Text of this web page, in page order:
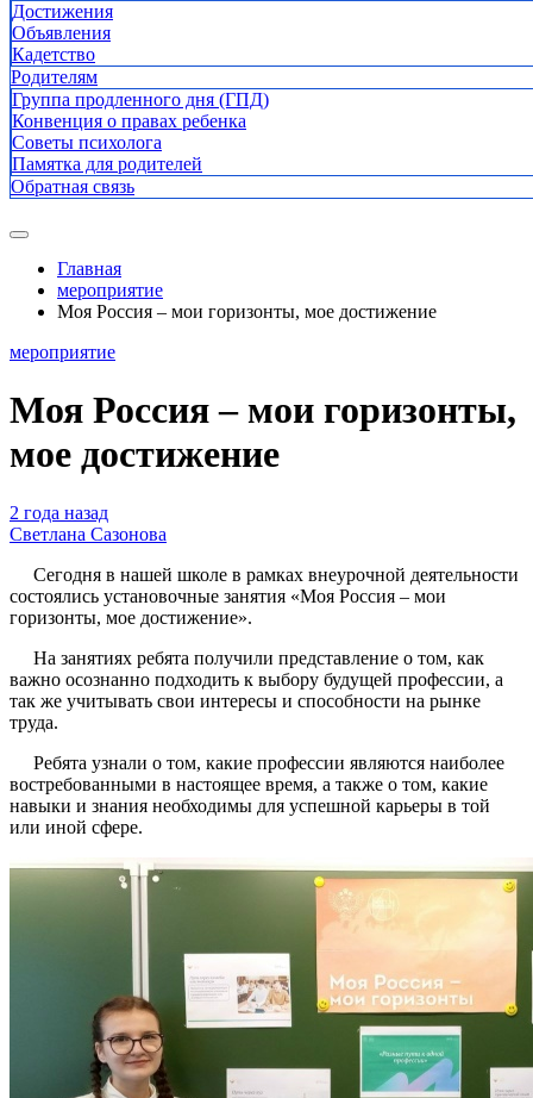
Достижения
Объявления
Кадетство
Родителям
Группа продленного дня (ГПД)
Конвенция о правах ребенка
Советы психолога
Памятка для родителей
Обратная связь
Главная
мероприятие
Моя Россия – мои горизонты, мое достижение
мероприятие
Моя Россия – мои горизонты,
мое достижение
2 года назад
Светлана Сазонова
Сегодня в нашей школе в рамках внеурочной деятельности
состоялись установочные занятия «Моя Россия – мои
горизонты, мое достижение».
На занятиях ребята получили представление о том, как
важно осознанно подходить к выбору будущей профессии, а
так же учитывать свои интересы и способности на рынке
труда.
Ребята узнали о том, какие профессии являются наиболее
востребованными в настоящее время, а также о том, какие
навыки и знания необходимы для успешной карьеры в той
или иной сфере.